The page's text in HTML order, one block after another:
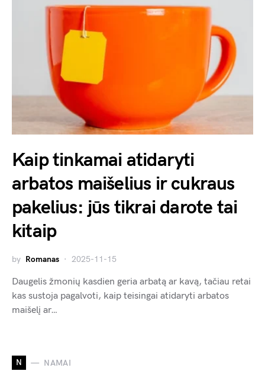
Kaip tinkamai atidaryti
arbatos maišelius ir cukraus
pakelius: jūs tikrai darote tai
kitaip
by Romanas 2025-11-15
Daugelis žmonių kasdien geria arbatą ar kavą, tačiau retai
kas sustoja pagalvoti, kaip teisingai atidaryti arbatos
maišelį ar…
N NAMAI